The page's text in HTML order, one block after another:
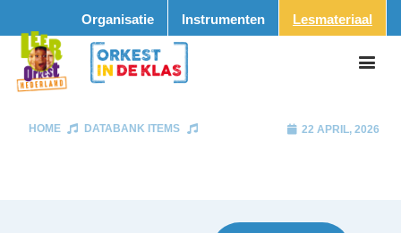
Organisatie Instrumenten Lesmateriaal
HOME DATABANK ITEMS 22 APRIL, 2026